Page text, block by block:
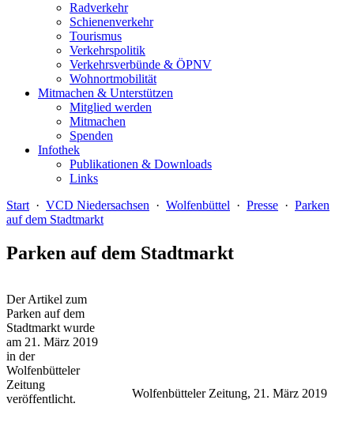
Radverkehr
Schienenverkehr
Tourismus
Verkehrspolitik
Verkehrsverbünde & ÖPNV
Wohnortmobilität
Mitmachen & Unterstützen
Mitglied werden
Mitmachen
Spenden
Infothek
Publikationen & Downloads
Links
Start · VCD Niedersachsen · Wolfenbüttel · Presse · Parken
auf dem Stadtmarkt
Parken auf dem Stadtmarkt
Wolfenbütteler Zeitung, 21. März 2019
Der Artikel zum
Parken auf dem
Stadtmarkt wurde
am 21. März 2019
in der
Wolfenbütteler
Zeitung
veröffentlicht.